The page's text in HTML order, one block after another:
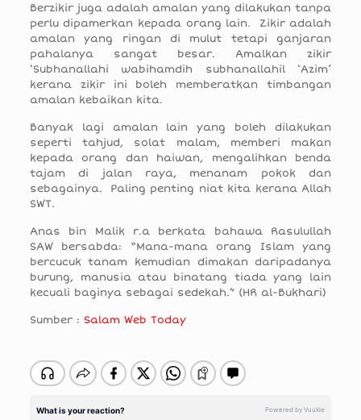
Berzikir juga adalah amalan yang dilakukan tanpa
perlu dipamerkan kepada orang lain. Zikir adalah
amalan yang ringan di mulut tetapi ganjaran
pahalanya sangat besar. Amalkan zikir
‘Subhanallahi wabihamdih subhanallahil ‘Azim’
kerana zikir ini boleh memberatkan timbangan
amalan kebaikan kita.
Banyak lagi amalan lain yang boleh dilakukan
seperti tahjud, solat malam, memberi makan
kepada orang dan haiwan, mengalihkan benda
tajam di jalan raya, menanam pokok dan
sebagainya. Paling penting niat kita kerana Allah
SWT.
Anas bin Malik r.a berkata bahawa Rasulullah
SAW bersabda: “Mana-mana orang Islam yang
bercucuk tanam kemudian dimakan daripadanya
burung, manusia atau binatang tiada yang lain
kecuali baginya sebagai sedekah.” (HR al-Bukhari)
Sumber : Salam Web Today